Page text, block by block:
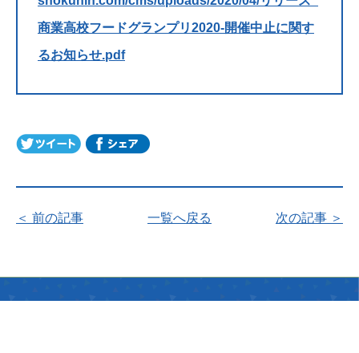
商業高校フードグランプリ2020-開催中止に関す
るお知らせ.pdf
＜ 前の記事 一覧へ戻る 次の記事 ＞